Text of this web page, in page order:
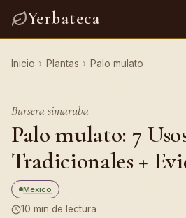
Yerbateca
Inicio › Plantas › Palo mulato
Bursera simaruba
Palo mulato: 7
Tradicionales +
México
10 min de lectura